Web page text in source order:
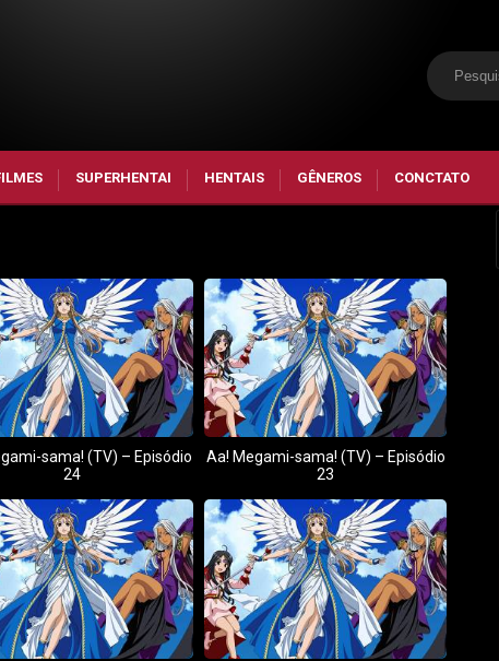
SUPERHENTAI HENTAIS GÊNEROS CONCTATO
sama! (TV) – Episódio
24
Aa! Megami-sama! (TV) – Episódio
23